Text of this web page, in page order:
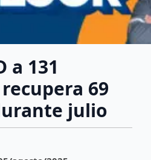
a 131
69
julio